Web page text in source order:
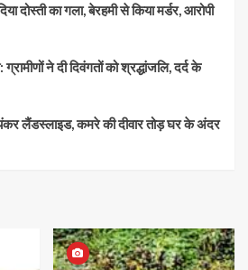
दोस्ती का गला, बेरहमी से किया मर्डर, आरोपी
ने दी दिवंगतों को श्रद्धांजलि, दर्द के
लैंडस्लाइड, कमरे की दीवार तोड़ घर के अंदर